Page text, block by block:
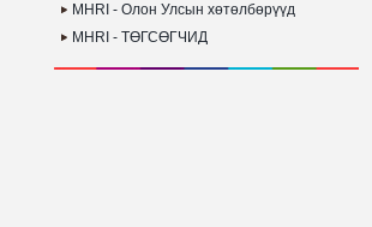
MHRI - Олон Улсын хөтөлбөрүүд
MHRI - ТӨГСӨГЧИД